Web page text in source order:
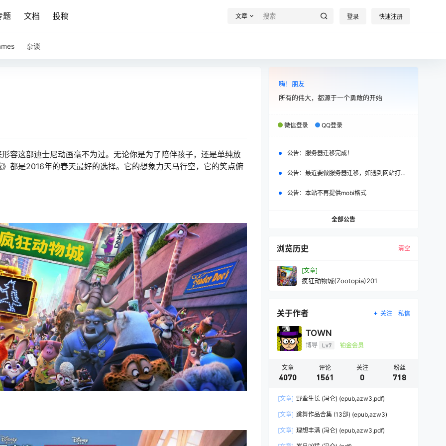
题 文档 投稿 文章 登录 快速注册
杂谈
容这部迪士尼动画毫不为过。无论你是为了陪伴孩子，还是单纯放
都是2016年的春天最好的选择。它的想象力天马行空，它的笑点俯
嗨！朋友
所有的伟大，都源于一个勇敢的开始
微信登录 QQ登录
公告： 服务器迁移完成！
公告： 最近要做服务器迁移，如遇到网站打不开，请改日再试。
公告： 本站不再提供mobi格式
全部公告
浏览历史 清空
[文章]
疯狂动物城(Zootopia)201
关于作者 关注 私信
TOWN
博导 Lv7 铂金会员
文章
4070
评论
1561
关注
0
粉丝
718
[文章] 野蛮生长 (冯仑) (epub,azw3,pdf)
[文章] 跳舞作品合集 (13部) (epub,azw3)
[文章] 理想丰满 (冯仑) (epub,azw3,pdf)